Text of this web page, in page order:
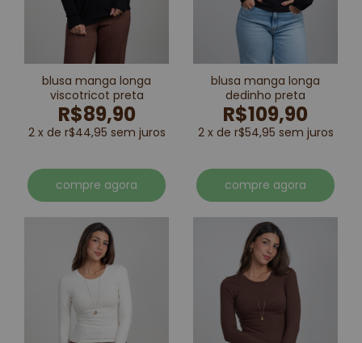
blusa manga longa
viscotricot preta
R$89,90
2 x de r$44,95 sem juros
compre agora
blusa manga longa
dedinho preta
R$109,90
2 x de r$54,95 sem juros
compre agora